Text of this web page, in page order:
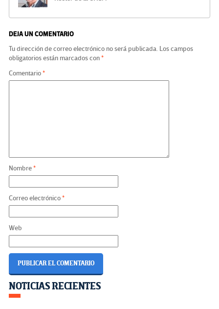
DEJA UN COMENTARIO
Tu dirección de correo electrónico no será publicada. Los campos
obligatorios están marcados con*
Comentario*
Nombre*
Correo electrónico*
Web
Navegación
NOTICIAS RECIENTES
เดิมพัน ง่าย